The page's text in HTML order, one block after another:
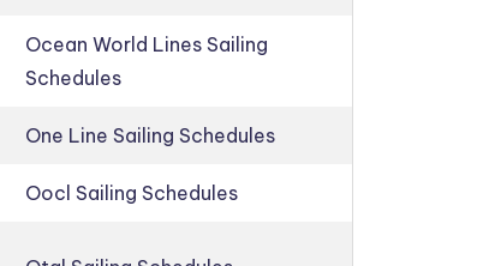
Ocean World Lines Sailing
Schedules
One Line Sailing Schedules
Oocl Sailing Schedules